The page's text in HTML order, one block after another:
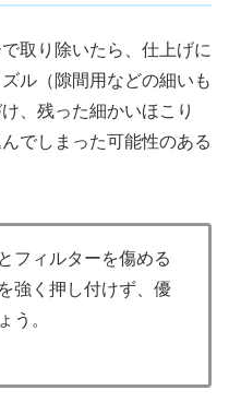
取り除いたら、仕上げに
ル（隙間用などの細いも
、残った細かいほこり
でしまった可能性のある
フィルターを傷める
強く押し付けず、優
う。